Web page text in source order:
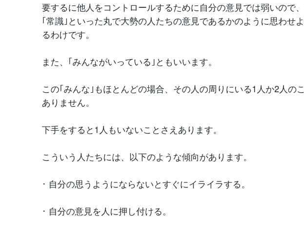
要するに他人をコントロールするために自分の意見では弱いので
｢常識｣といった丸で大勢の人たちの意見であるかのように思わせ
るわけです。
また、｢みんながいっている｣ともいいます。
この｢みんな｣もほとんどの場合、その人の周りにいる1人か2人の
ありません。
下手をすると1人もいないことさえあります。
こういう人たちには、以下のような傾向があります。
･ 自分の思うようにならないとすぐにイライラする。
･ 自分の意見を人に押し付ける。